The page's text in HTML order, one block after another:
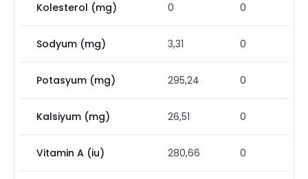
Kolesterol (mg) 0 0
Sodyum (mg) 3,31 0
Potasyum (mg) 295,24 0
Kalsiyum (mg) 26,51 0
Vitamin A (iu) 280,66 0